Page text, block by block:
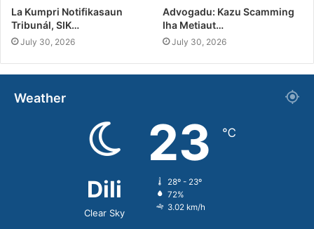
La Kumpri Notifikasaun
Tribunál, SIK…
July 30, 2026
Advogadu: Kazu Scamming
Iha Metiaut…
July 30, 2026
Weather
Dili
Clear Sky
23 ℃
28º - 23º
72%
3.02 km/h